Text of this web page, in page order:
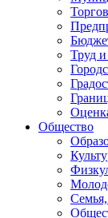
Труд и
Общество